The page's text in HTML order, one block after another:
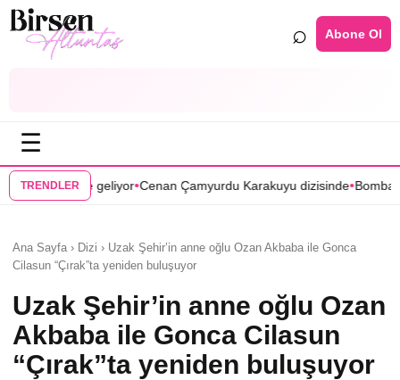
⌕ Abone Ol
☰
TRENDLER
Cenan Çamyurdu Karakuyu dizisinde•Bomba transfer! Caner
Ana Sayfa › Dizi › Uzak Şehir’in anne oğlu Ozan Akbaba ile Gonca
Cilasun “Çırak”ta yeniden buluşuyor
Uzak Şehir’in anne oğlu Ozan
Akbaba ile Gonca Cilasun
“Çırak”ta yeniden buluşuyor